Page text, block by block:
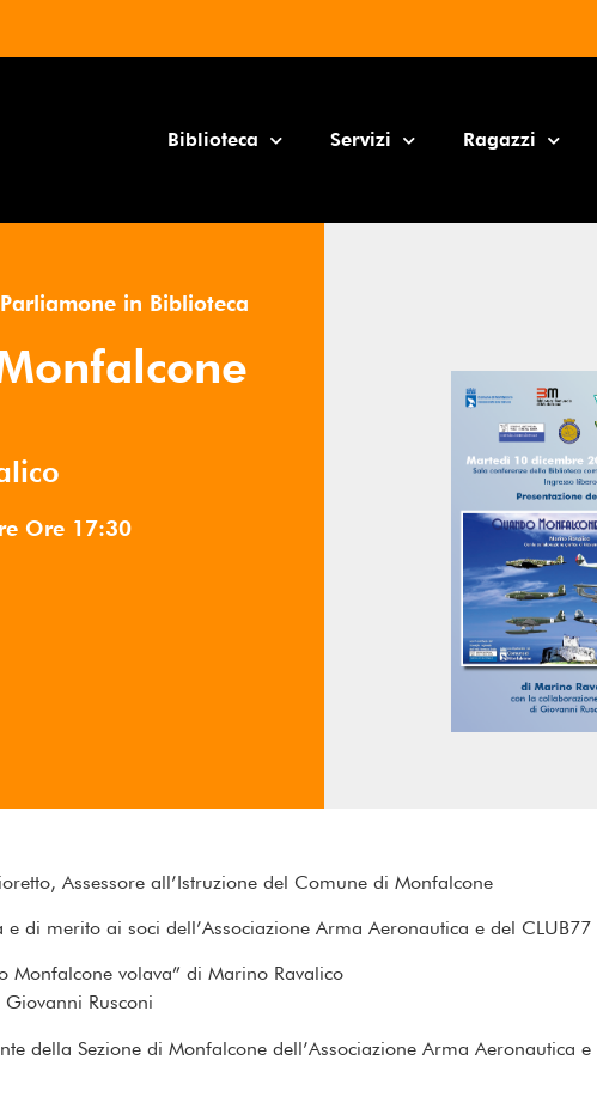
Biblioteca Servizi Ragazzi
Parliamone in Biblioteca
Ore 17:30
Assessore all’Istruzione del Comune di Monfalcone
di merito ai soci dell’Associazione Arma Aeronautica e del
Monfalcone volava” di Marino Ravalico
Rusconi
della Sezione di Monfalcone dell’Associazione Arma Aeronautica